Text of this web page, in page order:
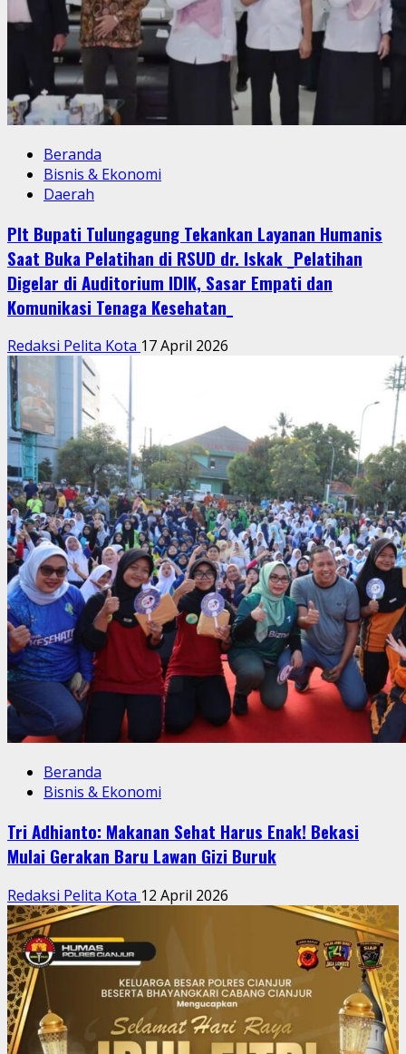
Beranda
Tri Adhianto: Makanan Sehat Harus Enak! Bekasi
Mulai Gerakan Baru Lawan Gizi Buruk
Redaksi Pelita Kota12 April 2026
untuk: